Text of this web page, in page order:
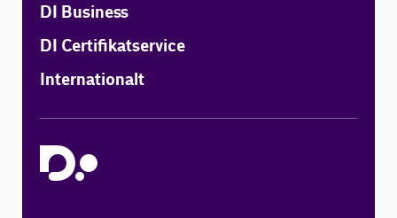
DI Business
DI Certifikatservice
Internationalt